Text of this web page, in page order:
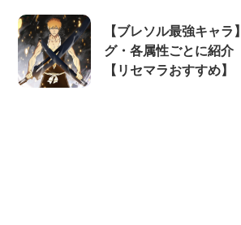
【ブレソル最強キャラ
グ・各属性ごとに紹
【リセマラおすすめ】